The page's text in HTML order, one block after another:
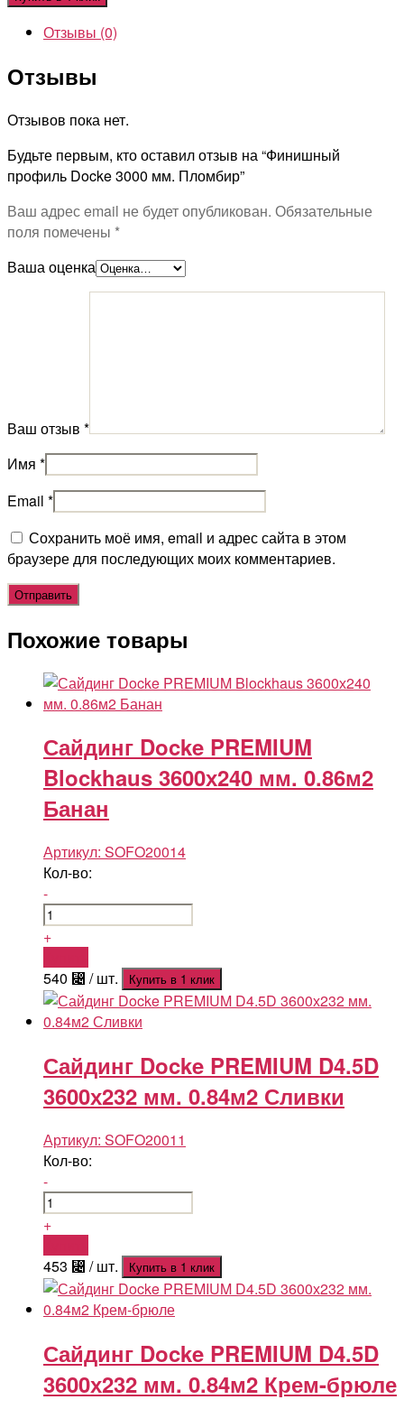
Отзывы (0)
Отзывы
Отзывов пока нет.
Будьте первым, кто оставил отзыв на “Финишный
профиль Docke 3000 мм. Пломбир”
Ваш адрес email не будет опубликован. Обязательные
поля помечены *
Ваша оценка
Ваш отзыв *
Имя *
Email *
Сохранить моё имя, email и адрес сайта в этом
браузере для последующих моих комментариев.
Похожие товары
Сайдинг Docke PREMIUM
Blockhaus 3600х240 мм. 0.86м2
Банан
Артикул: SOFO20014
Кол-во:
-
+
540 ⃄ / шт. Купить в 1 клик
Сайдинг Docke PREMIUM D4.5D
3600х232 мм. 0.84м2 Сливки
Артикул: SOFO20011
Кол-во:
-
+
453 ⃄ / шт. Купить в 1 клик
Сайдинг Docke PREMIUM D4.5D
3600х232 мм. 0.84м2 Крем-брюле